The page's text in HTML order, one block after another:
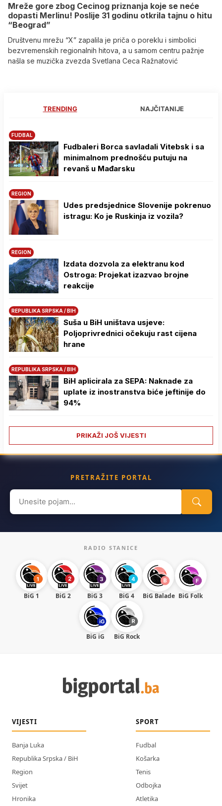
Mreže gore zbog Cecinog priznanja koje se neće
dopasti Merlinu! Poslije 31 godinu otkrila tajnu o hitu
“Beograd”
Društvenu mrežu “X” zapalila je priča o poreklu i simbolici
bezvremenskih regionalnih hitova, a u samom centru pažnje
našla se muzička zvezda Svetlana Ceca Ražnatović
TRENDING NAJČITANIJE
FUDBAL
Fudbaleri Borca savladali Vitebsk i sa
minimalnom prednošću putuju na
revanš u Mađarsku
REGION
Udes predsjednice Slovenije pokrenuo
istragu: Ko je Ruskinja iz vozila?
REGION
Izdata dozvola za elektranu kod
Ostroga: Projekat izazvao brojne
reakcije
REPUBLIKA SRPSKA / BIH
Suša u BiH uništava usjeve:
Poljoprivrednici očekuju rast cijena
hrane
REPUBLIKA SRPSKA / BIH
BiH aplicirala za SEPA: Naknade za
uplate iz inostranstva biće jeftinije do
94%
PRIKAŽI JOŠ VIJESTI
PRETRAŽITE PORTAL
Search
for:
RADIO STANICE
BiG 1 BiG 2 BiG 3 BiG 4 BiG Balade BiG Folk
BiG iG BiG Rock
VIJESTI
Banja Luka
Republika Srpska / BiH
Region
Svijet
Hronika
SPORT
Fudbal
Košarka
Tenis
Odbojka
Atletika